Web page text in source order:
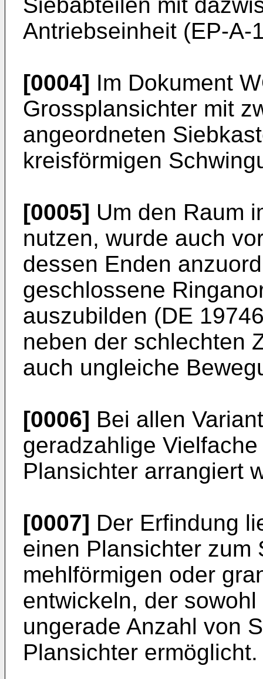
Antriebseinheit (EP-A-
[0004] Im Dokument
Grossplansichter mit
angeordneten
kreisförmigen
[0005] Um den Raum
nutzen, wurde auch
dessen Enden
geschlossene
auszubilden (DE
neben der schlechten
auch ungleiche
[0006] Bei allen
geradzahlige
Plansichter arrangiert
[0007] Der Erfindung
einen Plansichter zum
mehlförmigen oder
entwickeln, der
ungerade Anzahl von
Plansichter ermöglicht.